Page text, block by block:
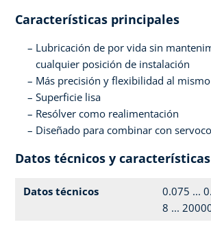
Características principales
Lubricación de por vida sin
cualquier posición de instalación
Más precisión y flexibilidad al
Superficie lisa
Resólver como realimentación
Diseñado para combinar con
Datos técnicos y características
Datos técnicos
0.075 ...
8 ...